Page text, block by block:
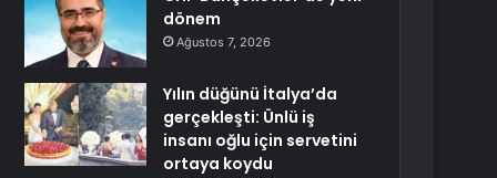
dönem
Ağustos 7, 2026
Yılın düğünü İtalya’da
gerçekleşti: Ünlü iş
insanı oğlu için servetini
ortaya koydu